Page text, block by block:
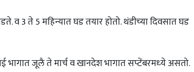
व 3 ते 5 महिन्‍यात घड तयार होतो. थंडीच्‍या दिवसात घड
भागात जूलै ते मार्च व खानदेश भागात सप्‍टेंबरमध्‍ये असतो.